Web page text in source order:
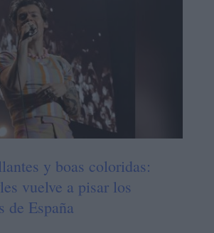
y boas coloridas:
vuelve a pisar los
de España